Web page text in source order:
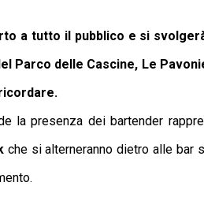
a tutto il pubblico e si
Parco delle Cascine, Le
la presenza dei bartender
che si alterneranno dietro alle bar